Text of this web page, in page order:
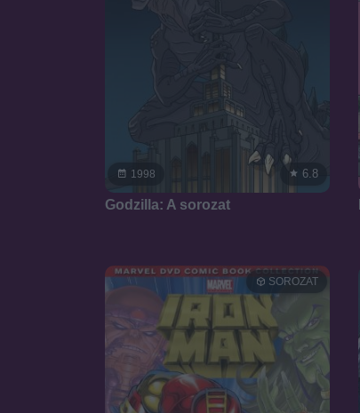
1998 6.8
Godzilla: A sorozat
SOROZAT